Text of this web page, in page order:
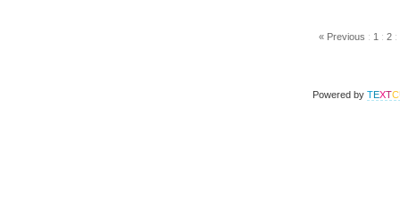
« Previous : 1 : 2:
Powered by TEXTC